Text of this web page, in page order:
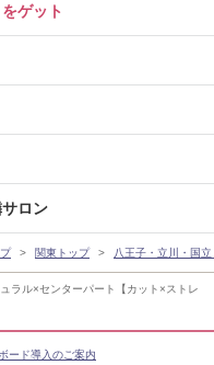
ラル×センターパート【カット×ストレ
ゲット
ロン
関東トップ 八王子・立川・国
ード導入のご案内